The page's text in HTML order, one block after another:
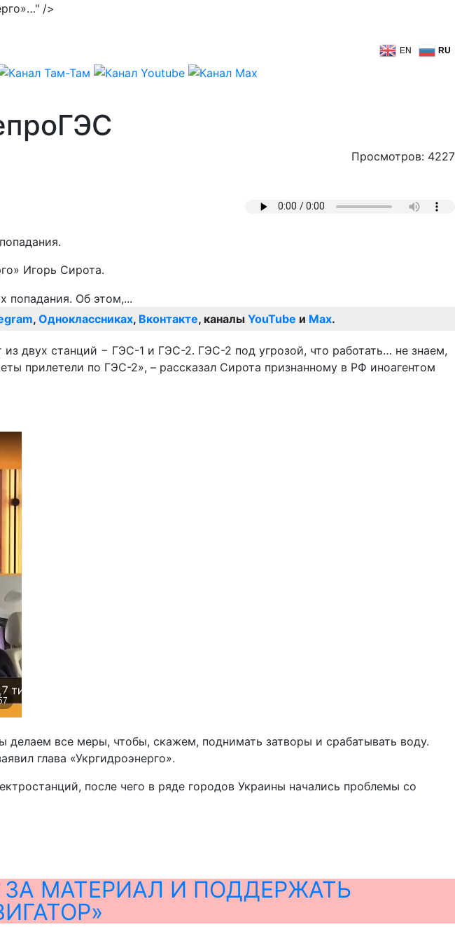
/>
EN RU
Просмотров: 4227
Игорь Сирота.
, Одноклассниках, Вконтакте, каналы YouTube и Max.
двух станций − ГЭС-1 и ГЭС-2. ГЭС-2 под угрозой, что работать… не знаем,
прилетели по ГЭС-2», – рассказал Сирота признанному в РФ иноагентом
все меры, чтобы, скажем, поднимать затворы и срабатывать воду.
глава «Укргидроэнерго».
после чего в ряде городов Украины начались проблемы со
МАТЕРИАЛ И ПОДДЕРЖАТЬ